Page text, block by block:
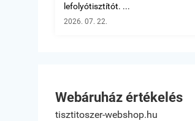
lefolyótisztítót. ...
2026. 07. 22.
Webáruház értékelés
tisztitoszer-webshop.hu